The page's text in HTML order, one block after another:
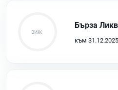
Бърза
към 31.12.2025